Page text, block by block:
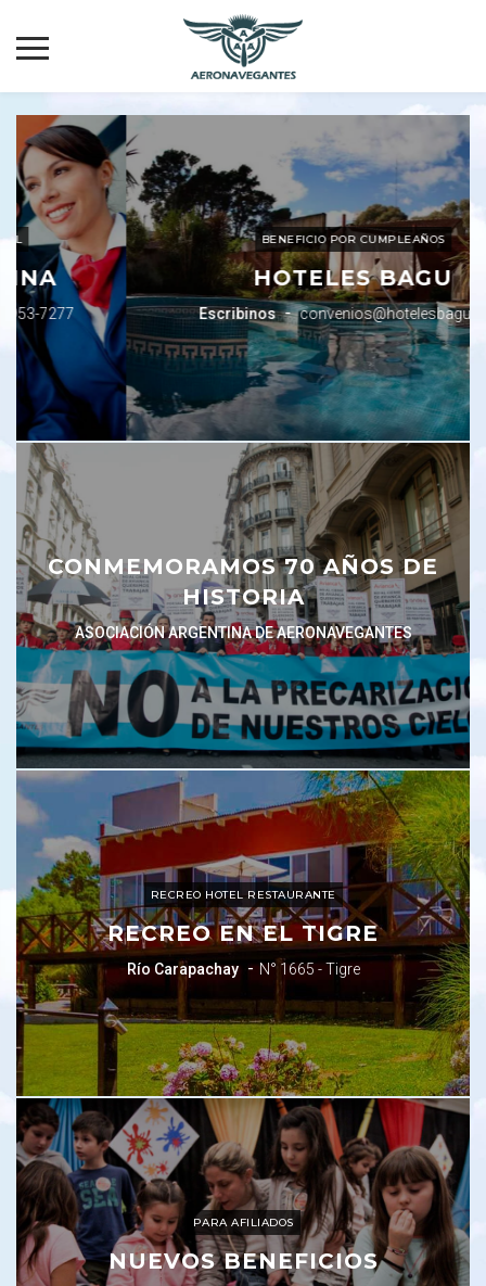
BENEFICIO POR CUMPLEAÑOS
HOTELES BAGU
Escribinos - convenios@hotelesbagu.com
CONMEMORAMOS 70 AÑOS DE
HISTORIA
ASOCIACIÓN ARGENTINA DE AERONAVEGANTES
RECREO HOTEL RESTAURANTE
RECREO EN EL TIGRE
Río Carapachay - N° 1665 - Tigre
PARA AFILIADOS
NUEVOS BENEFICIOS